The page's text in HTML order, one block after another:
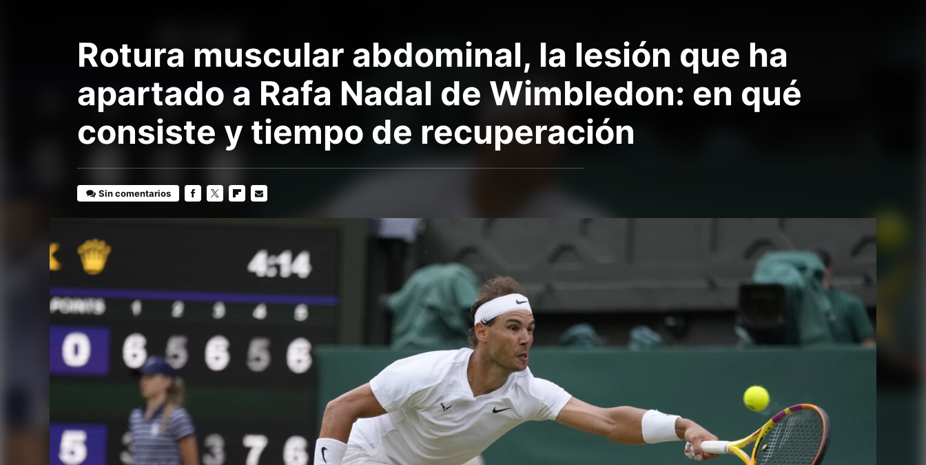
Rotura muscular abdominal, la lesión que ha
apartado a Rafa Nadal de Wimbledon: en qué
consiste y tiempo de recuperación
Sin comentarios